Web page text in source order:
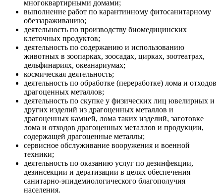
многоквартирными домами;
выполнение работ по карантинному фитосанитарному
обеззараживанию;
деятельность по производству биомедицинских
клеточных продуктов;
деятельность по содержанию и использованию
животных в зоопарках, зоосадах, цирках, зоотеатрах,
дельфинариях, океанариумах;
космическая деятельность;
деятельность по обработке (переработке) лома и отходов
драгоценных металлов;
деятельность по скупке у физических лиц ювелирных и
других изделий из драгоценных металлов и
драгоценных камней, лома таких изделий, заготовке
лома и отходов драгоценных металлов и продукции,
содержащей драгоценные металлы;
сервисное обслуживание вооружения и военной
техники;
деятельность по оказанию услуг по дезинфекции,
дезинсекции и дератизации в целях обеспечения
санитарно-эпидемиологического благополучия
населения.